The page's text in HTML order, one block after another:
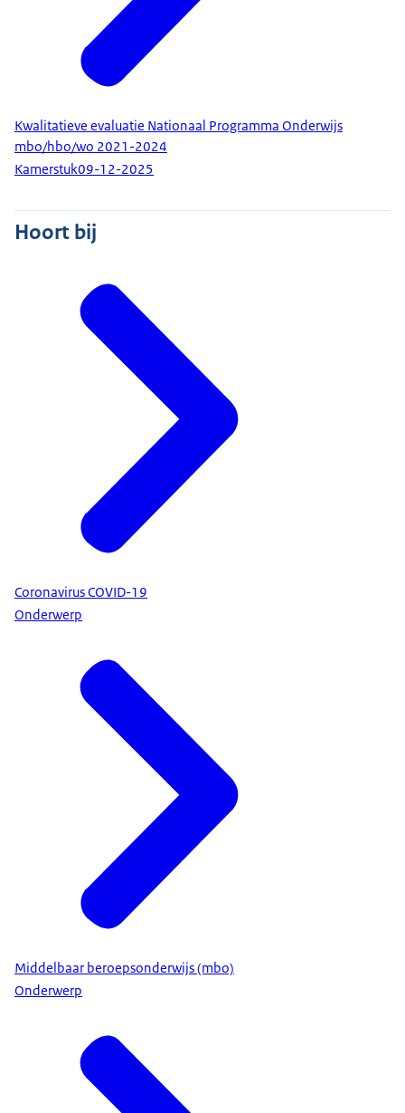
Kwalitatieve evaluatie Nationaal Programma Onderwijs
mbo/hbo/wo 2021-2024
Kamerstuk09-12-2025
Hoort bij
Coronavirus COVID-19
Onderwerp
Middelbaar beroepsonderwijs (mbo)
Onderwerp